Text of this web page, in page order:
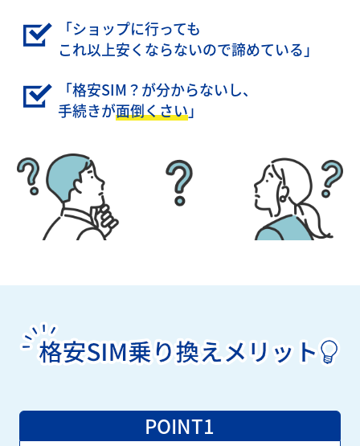
「ショップに行っても
これ以上安くならないので諦めている」
「格安SIM？が分からないし、
手続きが面倒くさい」
POINT1